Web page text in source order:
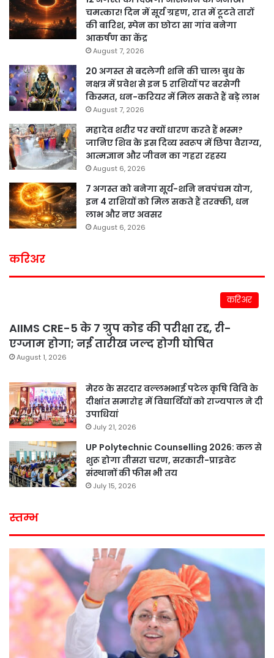
चमत्कार! दिन में सूर्य ग्रहण, रात में टूटते तारों
की बारिश, स्पेन का छोटा सा गांव बनेगा
आकर्षण का केंद्र
August 7, 2026
20 अगस्त से बदलेगी शनि की चाल! बुध के
नक्षत्र में प्रवेश से इन 5 राशियों पर बरसेगी
किस्मत, धन-करियर में मिल सकते हैं बड़े लाभ
August 7, 2026
महादेव शरीर पर क्यों धारण करते हैं भस्म?
जानिए शिव के इस दिव्य स्वरूप में छिपा वैराग्य,
आत्मज्ञान और जीवन का गहरा रहस्य
August 6, 2026
7 अगस्त को बनेगा सूर्य-शनि नवपंचम योग,
इन 4 राशियों को मिल सकते हैं तरक्की, धन
लाभ और नए अवसर
August 6, 2026
करिअर
करिअर
AIIMS CRE-5 के 7 ग्रुप कोड की परीक्षा रद्द, री-
एग्जाम होगा; नई तारीख जल्द होगी घोषित
August 1, 2026
मेरठ के सरदार वल्लभभाई पटेल कृषि विवि के
दीक्षांत समारोह में विद्यार्थियों को राज्यपाल ने दी
उपाधियां
July 21, 2026
UP Polytechnic Counselling 2026: कल से
शुरू होगा तीसरा चरण, सरकारी-प्राइवेट
संस्थानों की फीस भी तय
July 15, 2026
स्तम्भ